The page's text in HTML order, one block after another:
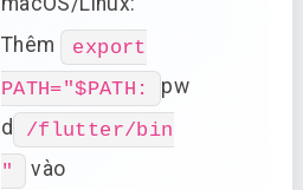
Thêm
export
PATH="$PATH:
pw
d
/flutter/bin
"
vào